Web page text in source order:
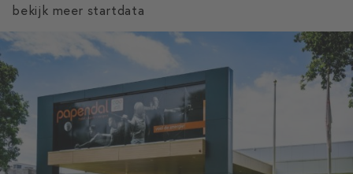
bekijk meer startdata